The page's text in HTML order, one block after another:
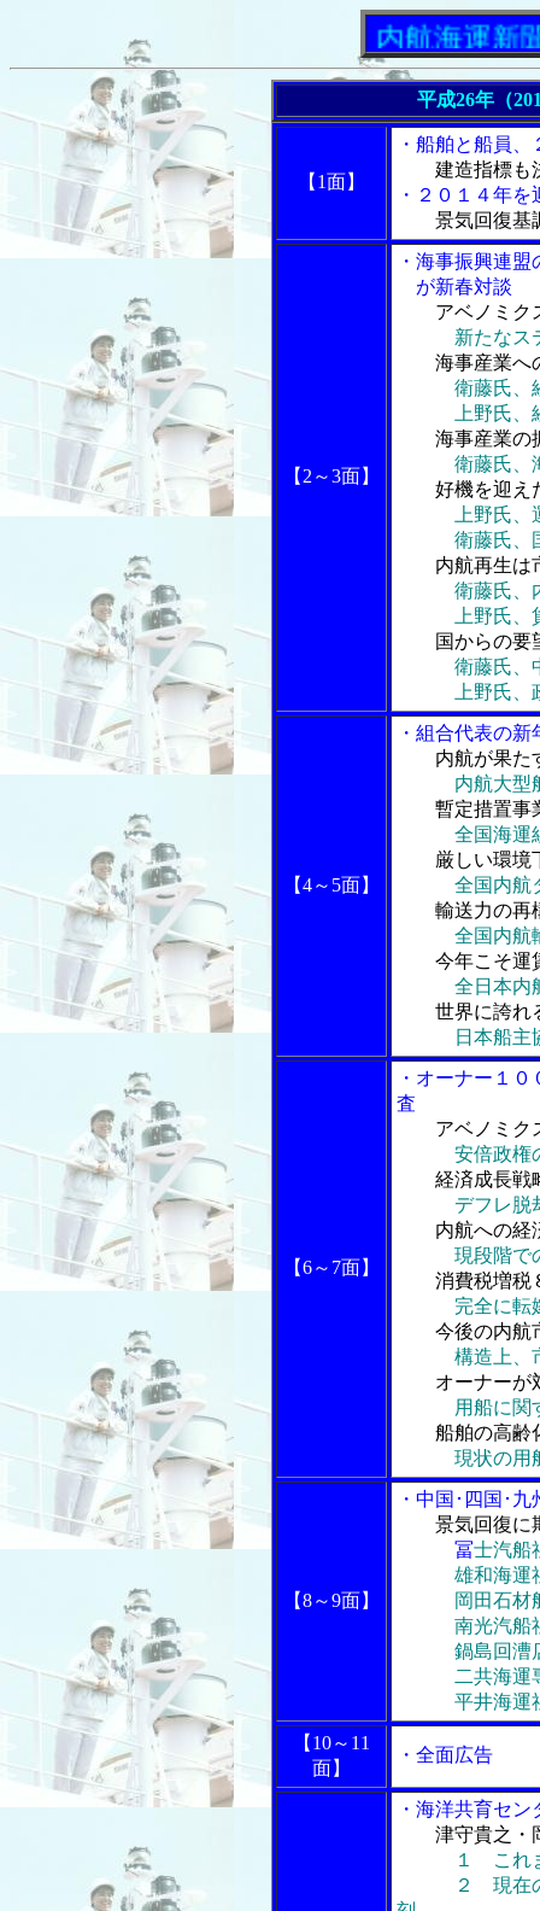
「内航海運新聞」ニュ
平成26年（
【1面】
・船舶と船員
建造指標も
・２０１４年
景気回復基
【2～3面】
・海事振興連
が新春対談
アベノミク
新たなス
海事産業へ
衛藤氏、
上野氏、経
海事産業の
衛藤氏、
好機を迎えた
上野氏
衛藤氏、国
内航再生は
衛藤氏、
上野氏、貨
国からの要
衛藤氏、
上野氏、政
【4～5面】
・組合代表の新
内航が果た
内航大
暫定措置事業
全国海運
厳しい環境下
全国内航タ
輸送力の再構
全国内航
今年こそ運賃
全日本内航
世界に誇れる
日本船
【6～7面】
・オーナー１
査
アベノミク
安倍政権
経済成長戦
デフレ脱
内航への経
現段階で
消費税増税
完全に転
今後の内航
構造上、
オーナーが対
用船に関
船舶の高齢
現状の用
【8～9面】
・中国･四国･
景気回復に
冨士汽船
雄和海運社
岡田石材船
南光汽船社
鍋島回漕店
二共海運専
平井海運社
【10～11
面】
・全面広告
・海洋共育セ
津守貴之・
１ これ
２ 現在の日